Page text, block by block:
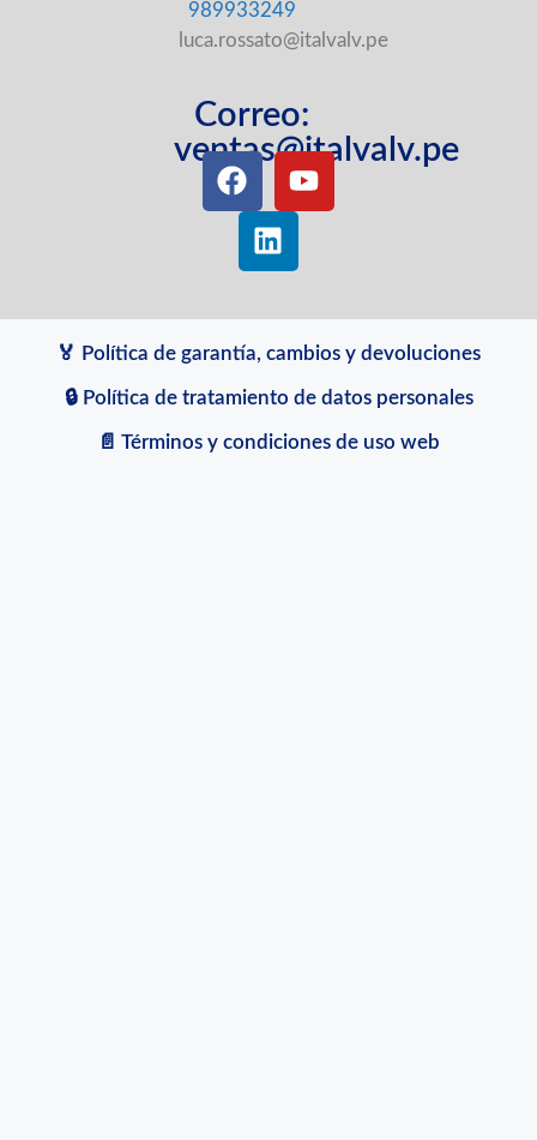
989933249
luca.rossato@italvalv.pe
Correo:
ventas@italvalv.pe
🏅 Política de garantía, cambios y devoluciones
🔒 Política de tratamiento de datos personales
📄 Términos y condiciones de uso web